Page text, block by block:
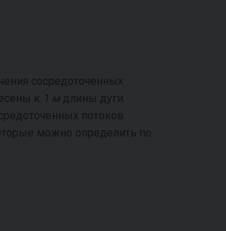
сосредоточенных
к 1 м длины дуги
потоков
можно определить по